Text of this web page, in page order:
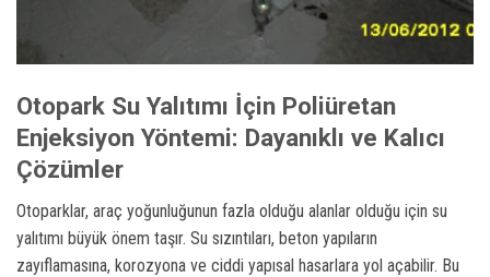
Otopark Su Yalıtımı İçin Poliüretan
Enjeksiyon Yöntemi: Dayanıklı ve Kalıcı
Çözümler
Otoparklar, araç yoğunluğunun fazla olduğu alanlar olduğu için su
yalıtımı büyük önem taşır. Su sızıntıları, beton yapıların
zayıflamasına, korozyona ve ciddi yapısal hasarlara yol açabilir. Bu